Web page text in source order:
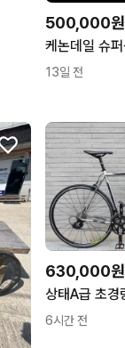
500,000원
13일 전
630,000원
6시간 전